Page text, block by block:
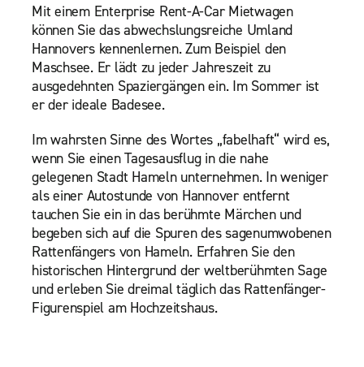
Mit einem Enterprise Rent-A-Car Mietwagen
können Sie das abwechslungsreiche Umland
Hannovers kennenlernen. Zum Beispiel den
Maschsee. Er lädt zu jeder Jahreszeit zu
ausgedehnten Spaziergängen ein. Im Sommer ist
er der ideale Badesee.
Im wahrsten Sinne des Wortes „fabelhaft“ wird es,
wenn Sie einen Tagesausflug in die nahe
gelegenen Stadt Hameln unternehmen. In weniger
als einer Autostunde von Hannover entfernt
tauchen Sie ein in das berühmte Märchen und
begeben sich auf die Spuren des sagenumwobenen
Rattenfängers von Hameln. Erfahren Sie den
historischen Hintergrund der weltberühmten Sage
und erleben Sie dreimal täglich das Rattenfänger-
Figurenspiel am Hochzeitshaus.